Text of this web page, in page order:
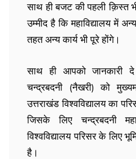
साथ ही बजट की पहली क़िस्त
उम्मीद है कि महाविद्यालय में
तहत अन्य कार्य भी पूरे होंगे।
साथ ही आपको जानकारी दे
चन्द्रबदनी (नैखरी) को
उत्तराखंड विश्वविद्यालय का
जिसके लिए चन्द्रबदनी
विश्वविद्यालय परिसर के लिए
है।